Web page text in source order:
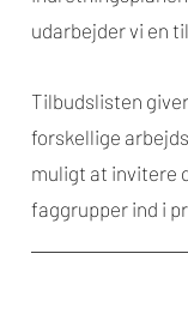
udarbejder vi en
Tilbudslisten
forskellige
muligt at invitere
faggrupper ind i